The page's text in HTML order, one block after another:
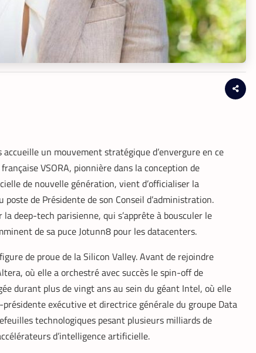
un mouvement stratégique d’envergure en ce
VSORA, pionnière dans la conception de
de nouvelle génération, vient d’officialiser la
de Présidente de son Conseil d’administration.
deep-tech parisienne, qui s’apprête à bousculer le
de sa puce Jotunn8 pour les datacenters.
de proue de la Silicon Valley. Avant de rejoindre
où elle a orchestré avec succès le spin-off de
durant plus de vingt ans au sein du géant Intel, où elle
exécutive et directrice générale du groupe Data
technologiques pesant plusieurs milliards de
d’intelligence artificielle.